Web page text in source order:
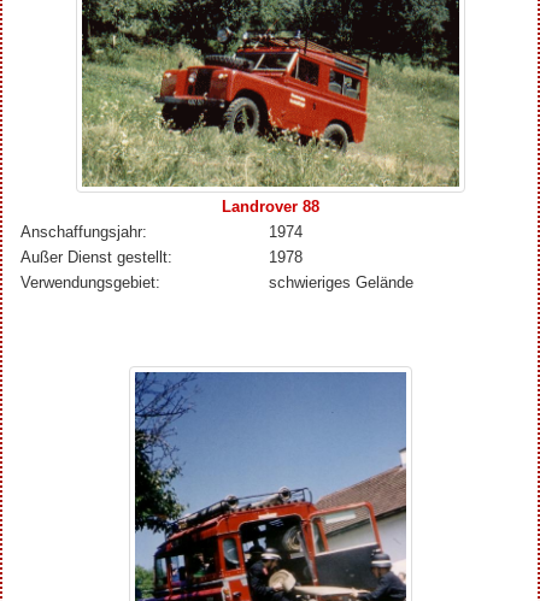
Landrover 88
Anschaffungsjahr:
1974
Außer Dienst gestellt:
1978
Verwendungsgebiet:
schwieriges Gelände